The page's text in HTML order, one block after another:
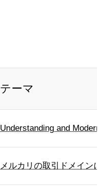
テーマ
Understanding and
メルカリの取引ドメインに